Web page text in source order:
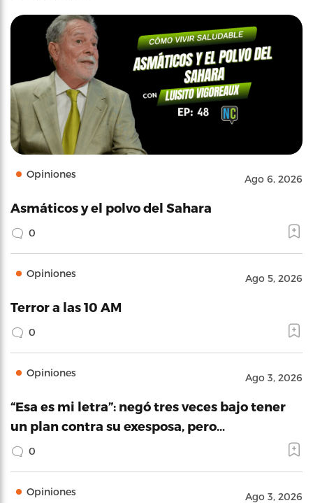
Opiniones Ago 6, 2026
Asmáticos y el polvo del Sahara
0
Opiniones Ago 5, 2026
Terror a las 10 AM
0
Opiniones Ago 3, 2026
“Esa es mi letra”: negó tres veces bajo tener
un plan contra su exesposa, pero…
0
Opiniones Ago 3, 2026